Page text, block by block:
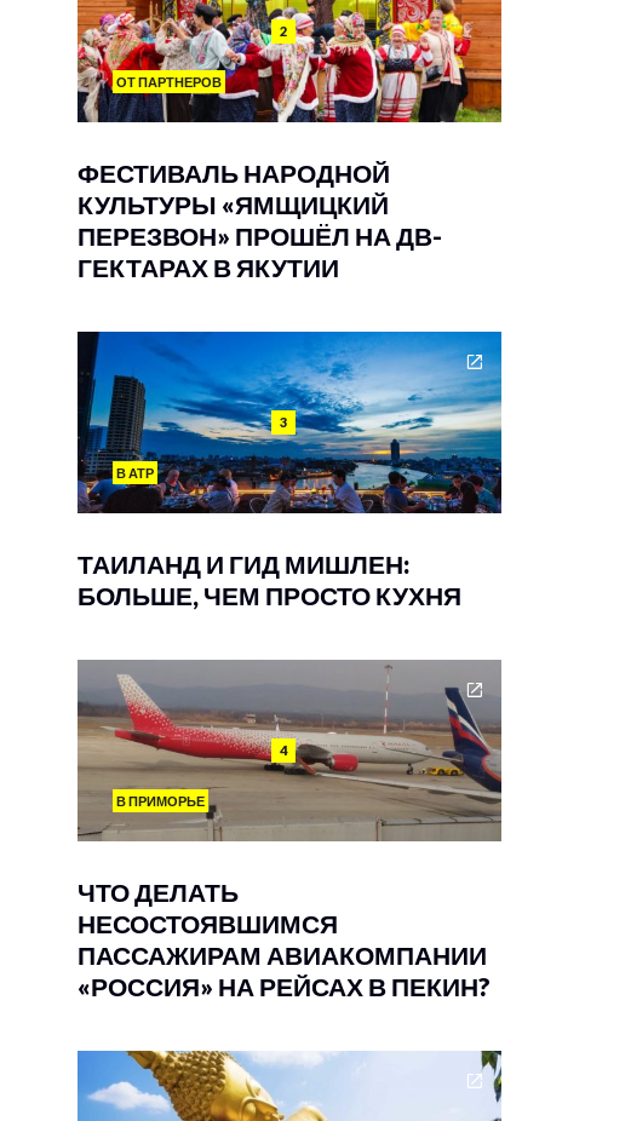
2
ОТ ПАРТНЕРОВ
ФЕСТИВАЛЬ НАРОДНОЙ
КУЛЬТУРЫ «ЯМЩИЦКИЙ
ПЕРЕЗВОН» ПРОШЁЛ НА ДВ-
ГЕКТАРАХ В ЯКУТИИ
3
В АТР
ТАИЛАНД И ГИД МИШЛЕН:
БОЛЬШЕ, ЧЕМ ПРОСТО КУХНЯ
4
В ПРИМОРЬЕ
ЧТО ДЕЛАТЬ
НЕСОСТОЯВШИМСЯ
ПАССАЖИРАМ АВИАКОМПАНИИ
«РОССИЯ» НА РЕЙСАХ В ПЕКИН?